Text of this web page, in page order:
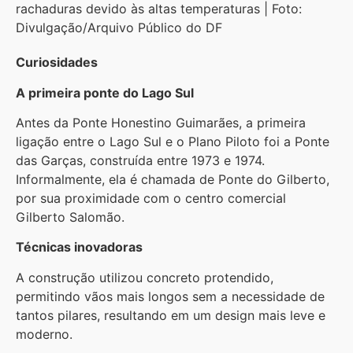
rachaduras devido às altas temperaturas | Foto:
Divulgação/Arquivo Público do DF
Curiosidades
A primeira ponte do Lago Sul
Antes da Ponte Honestino Guimarães, a primeira
ligação entre o Lago Sul e o Plano Piloto foi a Ponte
das Garças, construída entre 1973 e 1974.
Informalmente, ela é chamada de Ponte do Gilberto,
por sua proximidade com o centro comercial
Gilberto Salomão.
Técnicas inovadoras
A construção utilizou concreto protendido,
permitindo vãos mais longos sem a necessidade de
tantos pilares, resultando em um design mais leve e
moderno.